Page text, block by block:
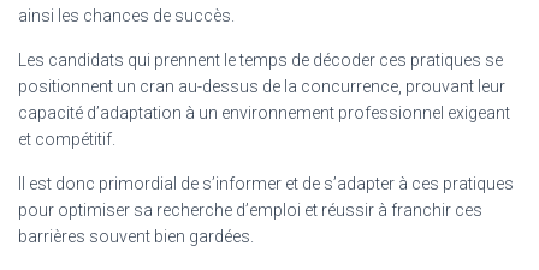
ainsi les chances de succès.
Les candidats qui prennent le temps de décoder ces pratiques se
positionnent un cran au-dessus de la concurrence, prouvant leur
capacité d’adaptation à un environnement professionnel exigeant
et compétitif.
Il est donc primordial de s’informer et de s’adapter à ces pratiques
pour optimiser sa recherche d’emploi et réussir à franchir ces
barrières souvent bien gardées.